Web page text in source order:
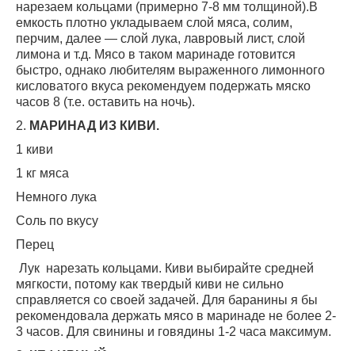
нарезаем кольцами (примерно 7-8 мм толщиной).В
емкость плотно укладываем слой мяса, солим,
перчим, далее — слой лука, лавровый лист, слой
лимона и т.д. Мясо в таком маринаде готовится
быстро, однако любителям выраженного лимонного
кисловатого вкуса рекомендуем подержать мяско
часов 8 (т.е. оставить на ночь).
2. МАРИНАД ИЗ КИВИ.
1 киви
1 кг мяса
Немного лука
Соль по вкусу
Перец
Лук нарезать кольцами. Киви выбирайте средней
мягкости, потому как твердый киви не сильно
справляется со своей задачей. Для баранины я бы
рекомендовала держать мясо в маринаде не более 2-
3 часов. Для свинины и говядины 1-2 часа максимум.